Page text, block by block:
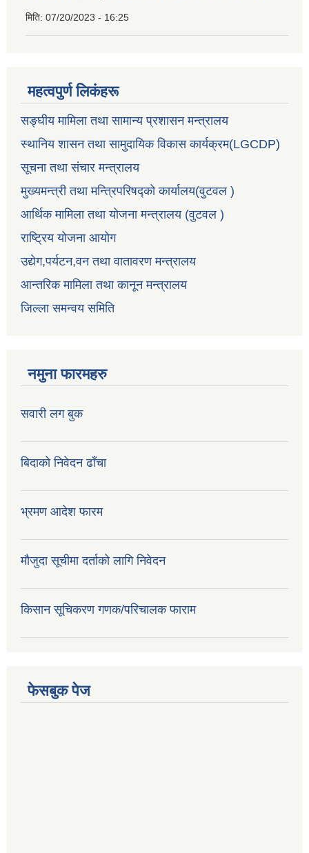
मिति: 07/20/2023 - 16:25
महत्वपुर्ण लिकंहरू
सङ्घीय मामिला तथा सामान्य प्रशासन मन्त्रालय
स्थानिय शासन तथा सामुदायिक विकास कार्यक्रम(LGCDP)
सूचना तथा संचार मन्त्रालय
मुख्यमन्त्री तथा मन्त्रिपरिषद्को कार्यालय(वुटवल )
आर्थिक मामिला तथा योजना मन्त्रालय (वुटवल )
राष्ट्रिय योजना आयोग
उद्येग,पर्यटन,वन तथा वातावरण मन्त्रालय
आन्तरिक मामिला तथा कानून मन्त्रालय
जिल्ला समन्वय समिति
नमुना फारमहरु
सवारी लग बुक
बिदाको निवेदन ढाँचा
भ्रमण आदेश फारम
मौजुदा सूचीमा दर्ताको लागि निवेदन
किसान सूचिकरण गणक/परिचालक फाराम
फेसबुक पेज